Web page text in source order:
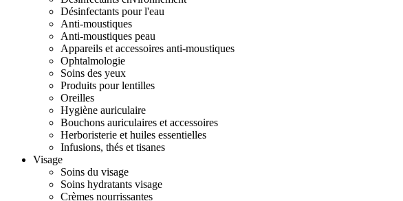
Désinfectants pour l'eau
Anti-moustiques
Anti-moustiques peau
Appareils et accessoires anti-moustiques
Ophtalmologie
Soins des yeux
Produits pour lentilles
Oreilles
Hygiène auriculaire
Bouchons auriculaires et accessoires
Herboristerie et huiles essentielles
Infusions, thés et tisanes
Visage
Soins du visage
Soins hydratants visage
Crèmes nourrissantes